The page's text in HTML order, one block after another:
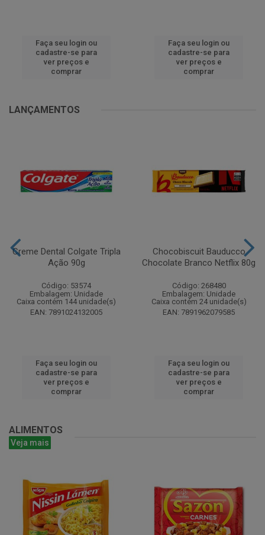
Faça seu login ou
cadastre-se para
ver preços e
comprar
Faça seu login ou
cadastre-se para
ver preços e
comprar
LANÇAMENTOS
Creme Dental Colgate Tripla
Ação 90g
Código: 53574
Embalagem: Unidade
Caixa contém 144 unidade(s)
EAN: 7891024132005
Faça seu login ou
cadastre-se para
ver preços e
comprar
Chocobiscuit Bauducco
Chocolate Branco Netflix 80g
Código: 268480
Embalagem: Unidade
Caixa contém 24 unidade(s)
EAN: 7891962079585
Faça seu login ou
cadastre-se para
ver preços e
comprar
ALIMENTOS
Veja mais